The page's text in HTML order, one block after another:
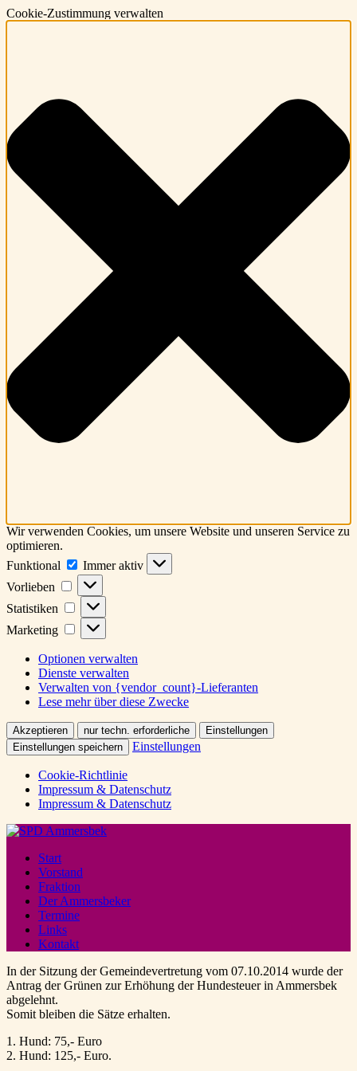
Cookie-Zustimmung verwalten
Wir verwenden Cookies, um unsere Website und unseren Service zu
optimieren.
Funktional
Funktional
Immer aktiv
Vorlieben
Vorlieben
Statistiken Statistiken
Marketing Marketing
Optionen verwalten
Dienste verwalten
Verwalten von {vendor_count}-Lieferanten
Lese mehr über diese Zwecke
Akzeptieren nur techn. erforderliche
Einstellungen
Einstellungen speichern
Einstellungen
Cookie-Richtlinie
Impressum & Datenschutz
Impressum & Datenschutz
Start
Vorstand
Fraktion
Der Ammersbeker
Termine
Links
Kontakt
In der Sitzung der Gemeindevertretung vom 07.10.2014 wurde der
Antrag der Grünen zur Erhöhung der Hundesteuer in Ammersbek
abgelehnt.
Somit bleiben die Sätze erhalten.
1. Hund: 75,- Euro
2. Hund: 125,- Euro.